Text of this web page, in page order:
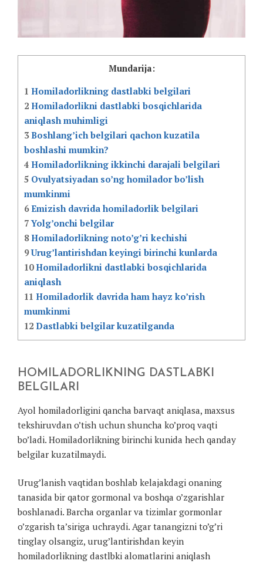
Mundarija:
1 Homiladorlikning dastlabki belgilari
2 Homiladorlikni dastlabki bosqichlarida
aniqlash muhimligi
3Boshlang’ich belgilari qachon kuzatila
boshlashi mumkin?
4 Homiladorlikning ikkinchi darajali belgilari
5 Ovulyatsiyadan so’ng homilador bo’lish
mumkinmi
6Emizish davrida homiladorlik belgilari
7Yolg’onchi belgilar
8Homiladorlikning noto’g’ri kechishi
9Urug’lantirishdan keyingi birinchi kunlarda
10Homiladorlikni dastlabki bosqichlarida
aniqlash
11 Homiladorlik davrida ham hayz ko’rish
mumkinmi
12 Dastlabki belgilar kuzatilganda
HOMILADORLIKNING DASTLABKI
BELGILARI
Ayol homiladorligini qancha barvaqt aniqlasa, maxsus
tekshiruvdan o’tish uchun shuncha ko’proq vaqti
bo’ladi. Homiladorlikning birinchi kunida hech qanday
belgilar kuzatilmaydi.
Urug’lanish vaqtidan boshlab kelajakdagi onaning
tanasida bir qator gormonal va boshqa o’zgarishlar
boshlanadi. Barcha organlar va tizimlar gormonlar
o’zgarish ta’siriga uchraydi. Agar tanangizni to’g’ri
tinglay olsangiz, urug’lantirishdan keyin
homiladorlikning dastlbki alomatlarini aniqlash